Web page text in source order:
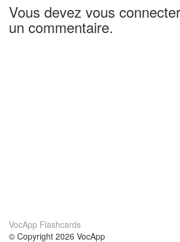
Vous devez vous
un commentaire.
VocApp Flashcards
© Copyright 2026 VocApp